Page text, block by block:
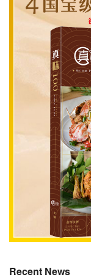
Recent News